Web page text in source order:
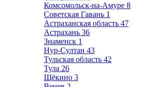
Комсомольск-на-Амуре 8
Советская Гавань 1
Астраханская область 47
Астрахань 36
Знаменск 1
Нур-Султан 43
Тульская область 42
Тула 26
Щёкино 3